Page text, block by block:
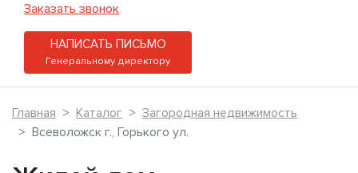
Заказать звонок
НАПИСАТЬ ПИСЬМО
Генеральному директору
Главная Каталог
Загородная недвижимость
Всеволожск г., Горького ул.